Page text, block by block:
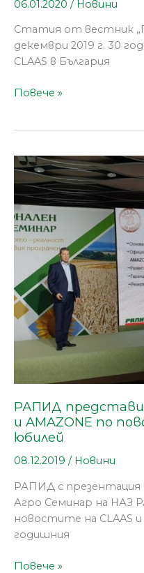
06.01.2020 / Новини
Статия от вестник
декември 2019 г. 30
CLAAS в България
Повече »
РАПИД представи
и AMAZONE по
юбилей
08.12.2019 / Новини
РАПИД с презентация
Агро Семинар на НАЗ
новостите на CLAAS
годишния
РАПИД
представи
новостите
на
CLAAS
и
AMAZONE
по
повод
30-
годишния
си
Повече »